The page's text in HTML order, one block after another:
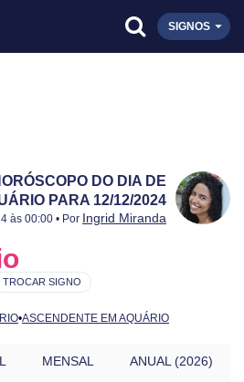
SIGNOS
DO DIA DE
PARA 12/12/2024
às 00:00 • Por Ingrid Miranda
•ASCENDENTE EM AQUÁRIO
TROCAR SIGNO
MENSAL ANUAL (2026)